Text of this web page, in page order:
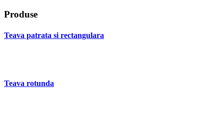
Produse
Teava patrata si rectangulara
Teava rotunda